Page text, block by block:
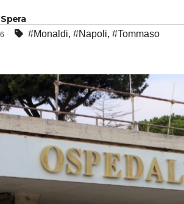
#Monaldi, #Napoli, #Tommaso